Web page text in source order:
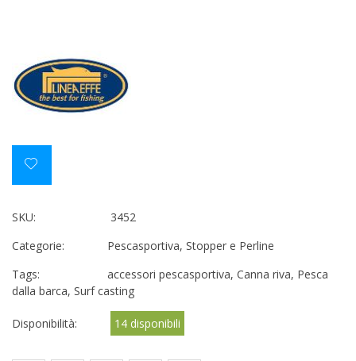
SKU:
3452
Categorie:
Pescasportiva, Stopper e Perline
Tags:
accessori pescasportiva, Canna riva, Pesca
dalla barca, Surf casting
Disponibilità: 14 disponibili